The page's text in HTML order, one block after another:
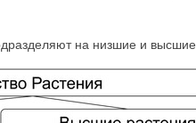
на низшие и высшие.